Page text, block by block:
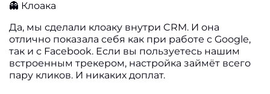
👻 Клоака
Да, мы сделали клоаку внутри CRM. И она
отлично показала себя как при работе с Google,
так и с Facebook. Если вы пользуетесь нашим
встроенным трекером, настройка займёт всего
пару кликов. И никаких доплат.